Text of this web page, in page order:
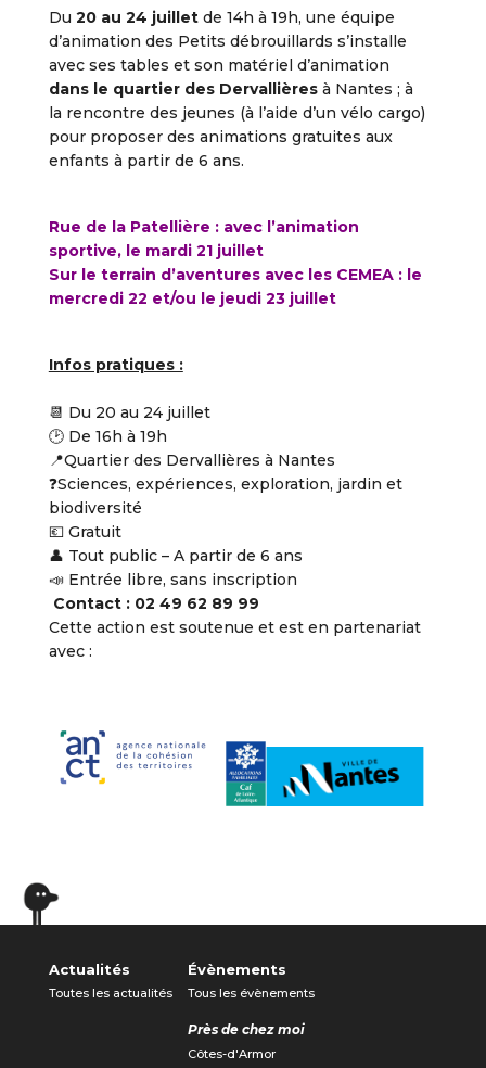
Du 20 au 24 juilletde 14h à 19h, une équipe
d’animation des Petits débrouillards s’installe
avec ses tables et son matériel d’animation
dans le quartier des Dervallièresà Nantes ; à
la rencontre des jeunes (à l’aide d’un vélo cargo)
pour proposer des animations gratuites aux
enfants à partir de 6 ans.
Rue de la Patellière : avec l’animation
sportive, le mardi 21 juillet
Sur le terrain d’aventures avec les CEMEA : le
mercredi 22 et/ou le jeudi 23 juillet
Infos pratiques :
📆 Du 20 au 24 juillet
🕑 De 16h à 19h
📍Quartier des Dervallières à Nantes
❓Sciences, expériences, exploration, jardin et
biodiversité
💶 Gratuit
👤 Tout public – A partir de 6 ans
📣 Entrée libre, sans inscription
Contact : 02 49 62 89 99
Cette action est soutenue et est en partenariat
avec :
Actualités
Toutes les actualités
Évènements
Tous les évènements
Près de chez moi
Côtes-d'Armor